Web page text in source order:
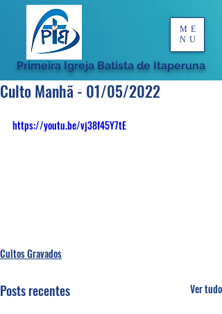
Primeira Igreja Batista de Itaperuna
ME
NU
Culto Manhã - 01/05/2022
https://youtu.be/vj38f45Y7tE
Cultos Gravados
Posts recentes Ver tudo